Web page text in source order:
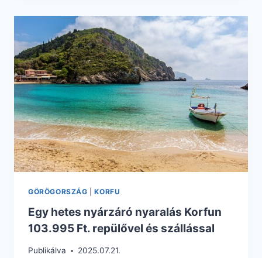
NYARALÁS
CSAK
FT.
REPÜLŐVEL
+
HOTEL
REGGELIVEL
GÖRÖGORSZÁG |KORFU
Egy hetes nyárzáró nyaralás Korfun
103.995 Ft. repülővel és szállással
Publikálva 2025.07.21.